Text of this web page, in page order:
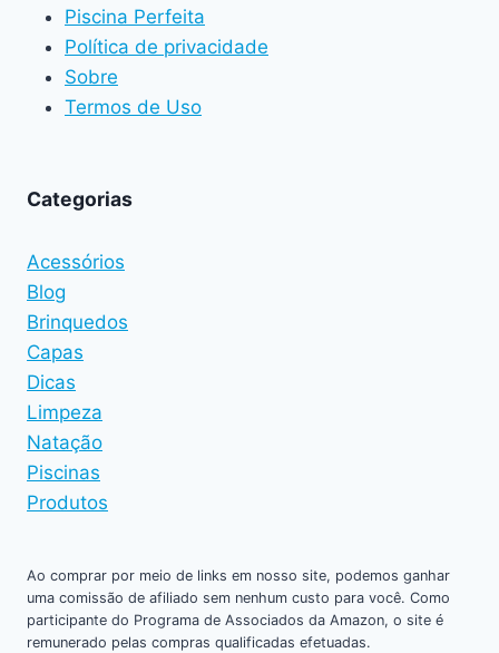
Piscina Perfeita
Política de privacidade
Sobre
Termos de Uso
Categorias
Acessórios
Blog
Brinquedos
Capas
Dicas
Limpeza
Natação
Piscinas
Produtos
Ao comprar por meio de links em nosso site, podemos ganhar
uma comissão de afiliado sem nenhum custo para você. Como
participante do Programa de Associados da Amazon, o site é
remunerado pelas compras qualificadas efetuadas.